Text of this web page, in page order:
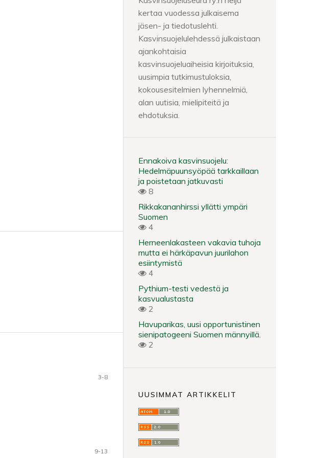
3-8
9-13
kertaa vuodessa julkaisema
jäsen- ja tiedotuslehti.
Kasvinsuojelulehdessä julkaistaan
ajankohtaisia
kasvinsuojeluaiheisia kirjoituksia,
uusimpia tutkimustuloksia,
kokousesitelmien lyhennelmiä,
alan uutisia, mielipiteitä ja
ehdotuksia.
Ennakoiva kasvinsuojelu:
Hedelmäpuunsyöpää tarkkaillaan
ja poistetaan jatkuvasti
8
Rikkakananhirssi yllätti ympäri
Suomen
4
Herneenlakasteen vakavia tuhoja
mutta ei härkäpavun juurilahon
esiintymistä
4
Pythium-testi vedestä ja
kasvualustasta
2
Havuparikas, uusi opportunistinen
sienipatogeeni Suomen männyillä.
2
UUSIMMAT ARTIKKELIT